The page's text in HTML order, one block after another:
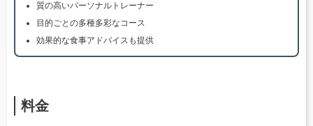
質の高いパーソナルトレーナー
目的ごとの多種多彩なコース
効果的な食事アドバイスも提供
料金